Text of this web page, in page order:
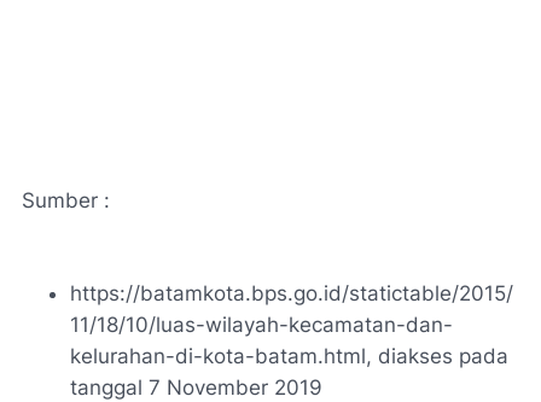
Sumber :
https://batamkota.bps.go.id/statictable/2015/
11/18/10/luas-wilayah-kecamatan-dan-
kelurahan-di-kota-batam.html, diakses pada
tanggal 7 November 2019